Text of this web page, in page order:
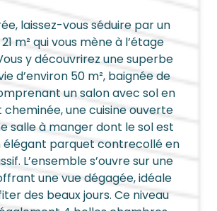
laissez-vous séduire par un
m² qui vous mène à l’étage
y découvrirez une superbe
d’environ 50 m², baignée de
un salon avec sol en
une cuisine ouverte
salle à manger dont le sol est
élégant parquet contrecollé en
L’ensemble s’ouvre sur une
une vue dégagée, idéale
des beaux jours. Ce niveau